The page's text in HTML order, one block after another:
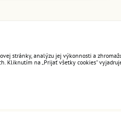
stránky, analýzu jej výkonnosti a
Kliknutím na „Prijať všetky cookies“